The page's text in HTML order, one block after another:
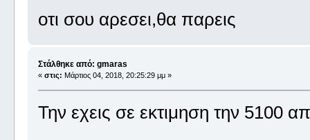
οτι σου αρεσει,θα παρεις
Στάλθηκε από: gmaras
« στις: Μάρτιος 04, 2018, 20:25:29 μμ »
Την εχεις σε εκτιμηση την 5100